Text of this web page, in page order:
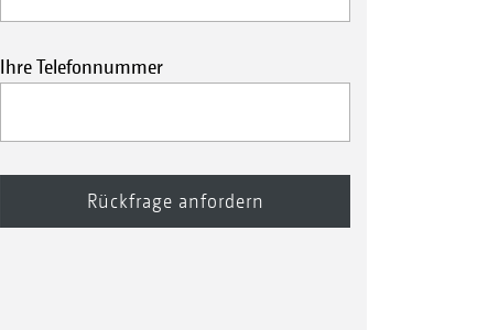
Ihre Telefonnummer